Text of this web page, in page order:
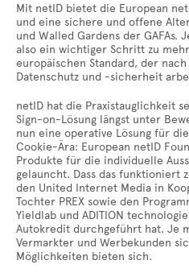
Mit netID bietet die European
und eine sichere und offene
und Walled Gardens der GAFAs.
also ein wichtiger Schritt zu
europäischen Standard, der
Datenschutz und -sicherheit
netID hat die Praxistauglichkeit
Sign-on-Lösung längst unter
nun eine operative Lösung für
Cookie-Ära: European netID
Produkte für die individuelle
gelauncht. Dass das funktioniert
den United Internet Media in
Tochter PREX sowie den
Yieldlab und ADITION
Autokredit durchgeführt hat. Je
Vermarkter und Werbekunden
Möglichkeiten bieten sich.